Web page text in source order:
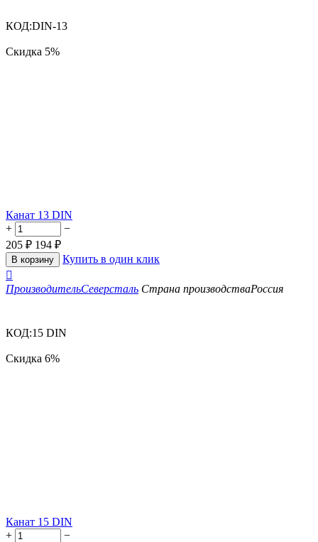
КОД:DIN-13
Скидка 5%
Канат 13 DIN
+
−
205 ₽ 194 ₽
В корзину
Купить в один клик

ПроизводительСеверсталь Страна производстваРоссия
КОД:15 DIN
Скидка 6%
Канат 15 DIN
+
−